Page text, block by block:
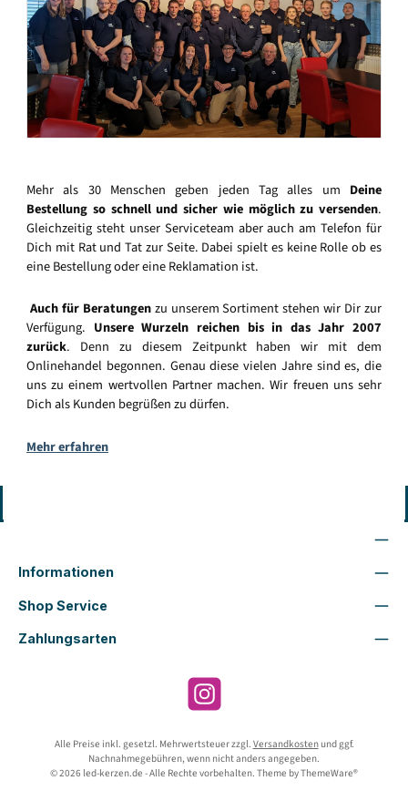
Mehr als 30 Menschen geben jeden Tag alles um Deine
Bestellung so schnell und sicher wie möglich zu versenden.
Gleichzeitig steht unser Serviceteam aber auch am Telefon für
Dich mit Rat und Tat zur Seite. Dabei spielt es keine Rolle ob es
eine Bestellung oder eine Reklamation ist.
Auch für Beratungenzu unserem Sortiment stehen wir Dir zur
Verfügung. Unsere Wurzeln reichen bis in das Jahr 2007
zurück. Denn zu diesem Zeitpunkt haben wir mit dem
Onlinehandel begonnen. Genau diese vielen Jahre sind es, die
uns zu einem wertvollen Partner machen. Wir freuen uns sehr
Dich als Kunden begrüßen zu dürfen.
Mehr erfahren
Informationen
Shop Service
Zahlungsarten
Instagram
Alle Preise inkl. gesetzl. Mehrwertsteuer zzgl. Versandkostenund ggf.
Nachnahmegebühren, wenn nicht anders angegeben.
© 2026 led-kerzen.de - Alle Rechte vorbehalten. Theme byThemeWare®